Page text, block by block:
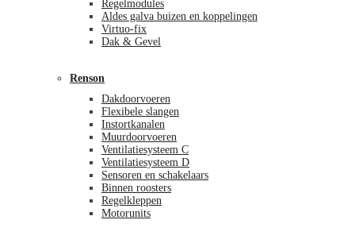
Regelmodules
Aldes galva buizen en koppelingen
Virtuo-fix
Dak & Gevel
Renson
Dakdoorvoeren
Flexibele slangen
Instortkanalen
Muurdoorvoeren
Ventilatiesysteem C
Ventilatiesysteem D
Sensoren en schakelaars
Binnen roosters
Regelkleppen
Motorunits